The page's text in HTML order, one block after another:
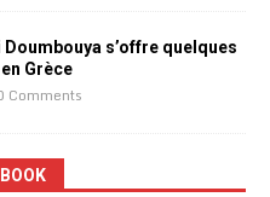
Doumbouya s’offre quelques
Grèce
Comments